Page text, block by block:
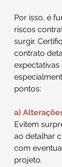
Por isso, é
riscos
surgir.
contrato
expectativas
pontos:
a)
Evitem
ao detalhar
com
projeto.